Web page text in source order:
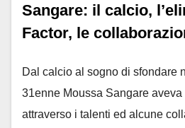
Sangare: il calcio,
Factor, le
Dal calcio al sogno di sfondare
31enne Moussa Sangare
attraverso i talenti ed alcune